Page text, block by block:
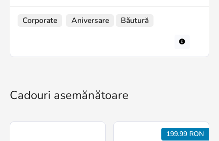
Corporate Aniversare Băutură
Cadouri asemănătoare
199.99 RON